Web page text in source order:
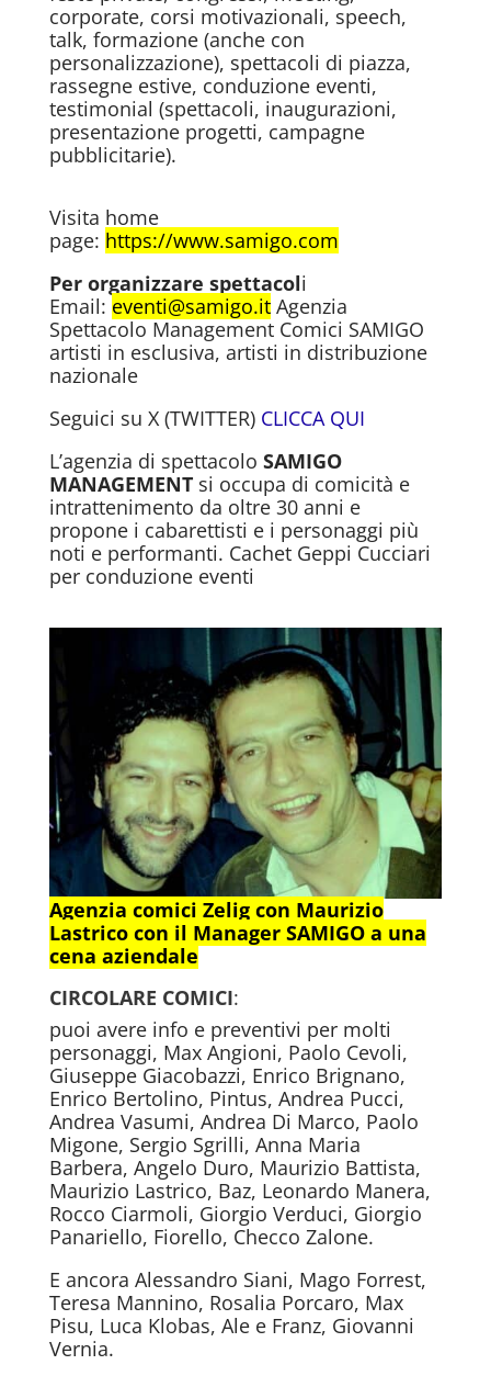
corporate, corsi motivazionali, speech,
talk, formazione (anche con
personalizzazione), spettacoli di piazza,
rassegne estive, conduzione eventi,
testimonial (spettacoli, inaugurazioni,
presentazione progetti, campagne
pubblicitarie).
Visita home
page: https://www.samigo.com
Per organizzare spettacoli
Email: eventi@samigo.itAgenzia
Spettacolo Management Comici SAMIGO
artisti in esclusiva, artisti in distribuzione
nazionale
Seguici su X (TWITTER) CLICCA QUI
L’agenzia di spettacolo SAMIGO
MANAGEMENTsi occupa di comicità e
intrattenimento da oltre 30 anni e
propone i cabarettisti e i personaggi più
noti e performanti. Cachet Geppi Cucciari
per conduzione eventi
Agenzia comici Zelig con Maurizio
Lastrico con il Manager SAMIGO a una
cena aziendale
CIRCOLARE COMICI:
puoi avere info e preventivi per molti
personaggi, Max Angioni, Paolo Cevoli,
Giuseppe Giacobazzi, Enrico Brignano,
Enrico Bertolino, Pintus, Andrea Pucci,
Andrea Vasumi, Andrea Di Marco, Paolo
Migone, Sergio Sgrilli, Anna Maria
Barbera, Angelo Duro, Maurizio Battista,
Maurizio Lastrico, Baz, Leonardo Manera,
Rocco Ciarmoli, Giorgio Verduci, Giorgio
Panariello, Fiorello, Checco Zalone.
E ancora Alessandro Siani, Mago Forrest,
Teresa Mannino, Rosalia Porcaro, Max
Pisu, Luca Klobas, Ale e Franz, Giovanni
Vernia.